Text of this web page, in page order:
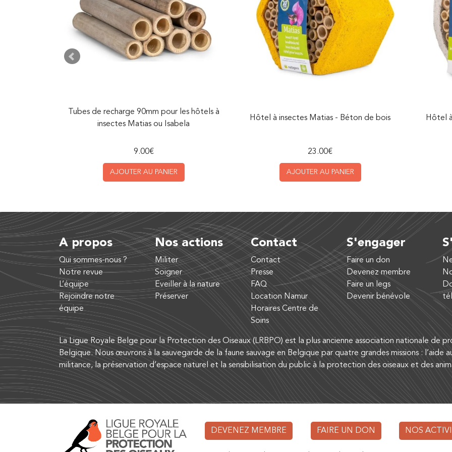
Tubes de recharge 90mm pour les hôtels à
insectes Matias ou Isabela
9.00€
AJOUTER AU PANIER
Hôtel à insectes Matias - Béton de bois
23.00€
AJOUTER AU PANIER
Hôtel
A propos
Qui sommes-nous ?
Notre revue
L’équipe
Rejoindre notre
équipe
Nos actions
Militer
Soigner
Eveiller à la nature
Préserver
Contact
Contact
Presse
FAQ
Location Namur
Horaires Centre de
Soins
S'engager
Faire un don
Devenez membre
Faire un legs
Devenir bénévole
La Ligue Royale Belge pour la Protection des Oiseaux (LRBPO) est la plus ancienne association nationale de
Belgique. Nous œuvrons à la sauvegarde de la faune sauvage en Belgique par quatre grandes missions : l’aide
militance, la préservation d’espace naturel et la sensibilisation du public à la protection des oiseaux et des
DEVENEZ MEMBRE FAIRE UN DON NOS